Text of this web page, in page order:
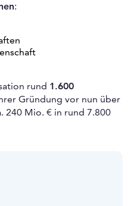
:
rund 1.600
Gründung vor nun über
240 Mio. € in rund 7.800